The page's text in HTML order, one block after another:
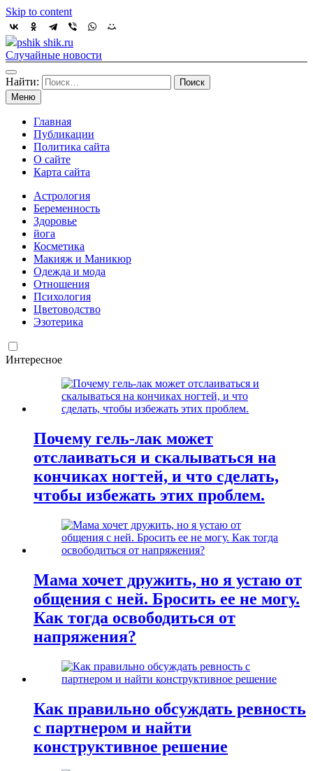
Skip to content
pshik shik.ru
Случайные новости
Найти:
Меню
Главная
Публикации
Политика сайта
О сайте
Карта сайта
Астрология
Беременность
Здоровье
йога
Косметика
Макияж и Маникюр
Одежда и мода
Отношения
Психология
Цветоводство
Эзотерика
Интересное
Почему гель-лак может
отслаиваться и скалываться на
кончиках ногтей, и что сделать,
чтобы избежать этих проблем.
Мама хочет дружить, но я устаю от
общения с ней. Бросить ее не могу.
Как тогда освободиться от
напряжения?
Как правильно обсуждать ревность
с партнером и найти
конструктивное решение